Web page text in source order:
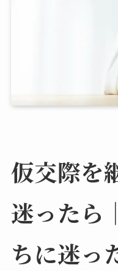
仮交際を
迷ったら
ちに迷っ